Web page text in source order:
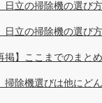
日立の掃除機の選び
日立の掃除機の選び
掲】ここまでのまとめ
掃除機選びは他にど